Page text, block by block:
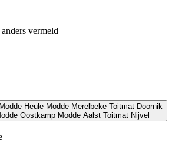
vermeld
Modde Heule Modde Merelbeke Toitmat Doornik
Oostkamp Modde Aalst Toitmat Nijvel